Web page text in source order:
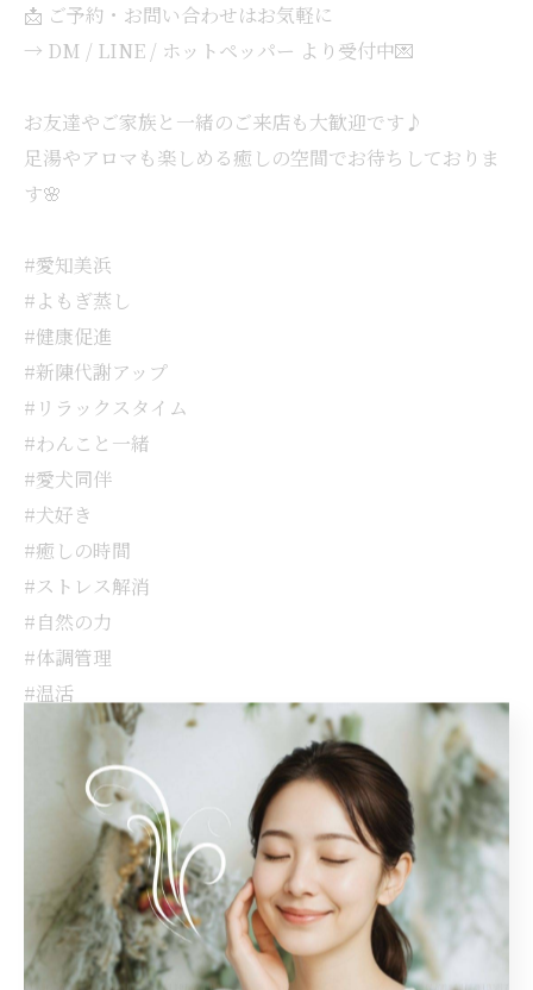
📩 ご予約・お問い合わせはお気軽に
→ DM / LINE / ホットペッパー より受付中💌
お友達やご家族と一緒のご来店も大歓迎です♪
足湯やアロマも楽しめる癒しの空間でお待ちしておりま
す🌸
#愛知美浜
#よもぎ蒸し
#健康促進
#新陳代謝アップ
#リラックスタイム
#わんこと一緒
#愛犬同伴
#犬好き
#癒しの時間
#ストレス解消
#自然の力
#体調管理
#温活
#季節の変わり目
#健康第一
#美浜町
#リフレッシュ
#心と体の健康
#ゆったり時間
#リトリート
#自然豊かな場所